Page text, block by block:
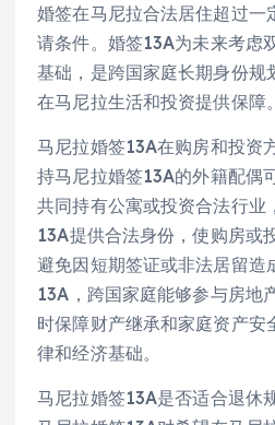
婚签在马尼拉合法居住超过一
请条件。婚签13A为未来考虑
基础，是跨国家庭长期身份规
在马尼拉生活和投资提供保障。
马尼拉婚签13A在购房和投资
持马尼拉婚签13A的外籍配偶
共同持有公寓或投资合法行业
13A提供合法身份，使购房或
避免因短期签证或非法居留造
13A，跨国家庭能够参与房地
时保障财产继承和家庭资产安
律和经济基础。
马尼拉婚签13A是否适合退休